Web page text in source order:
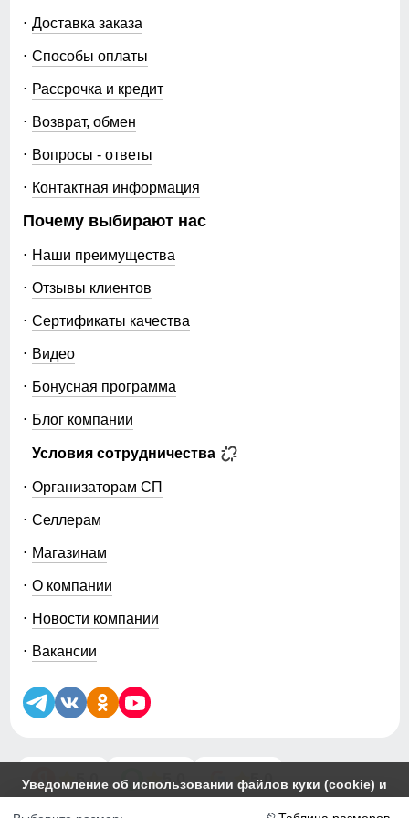
Уведомление об использовании файлов куки (cookie) и
похожих технологий
Доставка заказа
Способы оплаты
Рассрочка и кредит
Возврат, обмен
Вопросы - ответы
Контактная информация
Почему выбирают нас
Наши преимущества
Отзывы клиентов
Сертификаты качества
Видео
Бонусная программа
Блог компании
Условия сотрудничества
Организаторам СП
Селлерам
Магазинам
О компании
Новости компании
Вакансии
5.0 5.0 5.0